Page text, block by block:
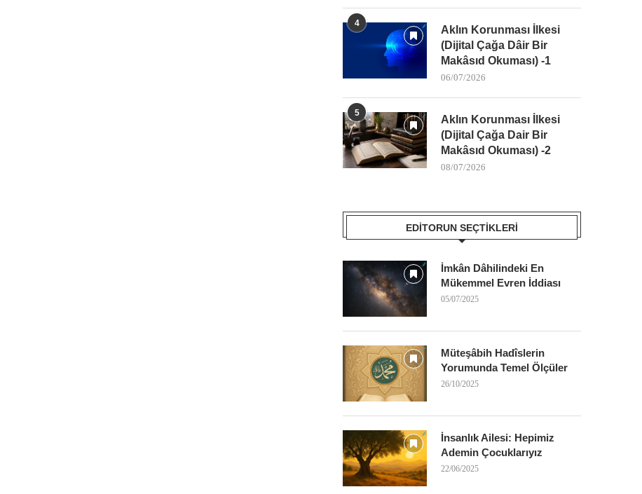
4
Aklın Korunması İlkesi
(Dijital Çağa Dâir Bir
Makâsıd Okuması) -1
06/07/2026
5
Aklın Korunması İlkesi
(Dijital Çağa Dair Bir
Makâsıd Okuması) -2
08/07/2026
EDITORUN SEÇTIKLERI
İmkân Dâhilindeki En
Mükemmel Evren İddiası
05/07/2025
Müteşâbih Hadîslerin
Yorumunda Temel Ölçüler
26/10/2025
İnsanlık Ailesi: Hepimiz
Ademin Çocuklarıyız
22/06/2025